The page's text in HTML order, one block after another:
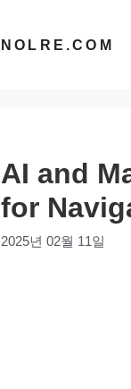
NOLRE.COM
AI and
for
2025년 02월 11일